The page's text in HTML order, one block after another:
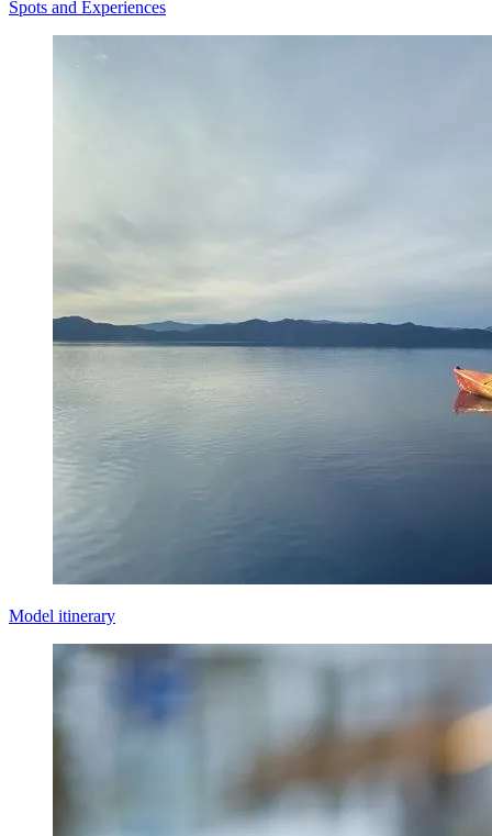
Spots and Experiences
Model itinerary